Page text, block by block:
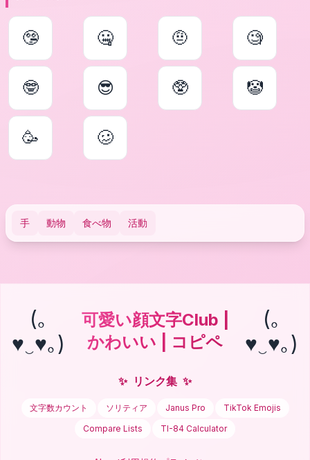
🤥 🤐 🤨 🧐
🤓 😎 🥸 🤡
🥳 🥴
手 動物 食べ物 活動
(｡
♥‿♥｡)
可愛い顔文字Club |
かわいい | コピペ
(｡
♥‿♥｡)
✨ リンク集 ✨
文字数カウント ソリティア Janus Pro
TikTok Emojis
Compare Lists
TI-84 Calculator